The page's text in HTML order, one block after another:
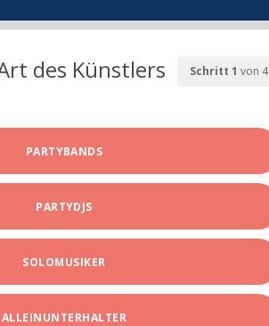
Schritt 1 von 4
des Künstlers
PARTYBANDS
PARTYDJS
SOLOMUSIKER
ALLEINUNTERHALTER